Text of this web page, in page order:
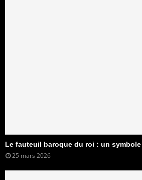
Le fauteuil baroque du roi : un
25 mars 2026